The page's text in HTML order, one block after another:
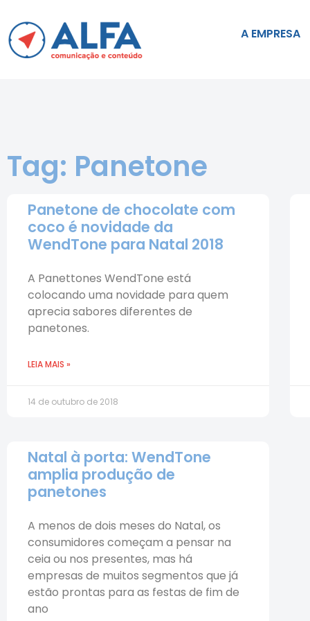
A EMPRESA
Tag: Panetone
Panetone de chocolate com
coco é novidade da
WendTone para Natal 2018
A Panettones WendTone está
colocando uma novidade para quem
aprecia sabores diferentes de
panetones.
LEIA MAIS »
14 de outubro de 2018
Natal à porta: WendTone
amplia produção de
panetones
A menos de dois meses do Natal, os
consumidores começam a pensar na
ceia ou nos presentes, mas há
empresas de muitos segmentos que já
estão prontas para as festas de fim de
ano